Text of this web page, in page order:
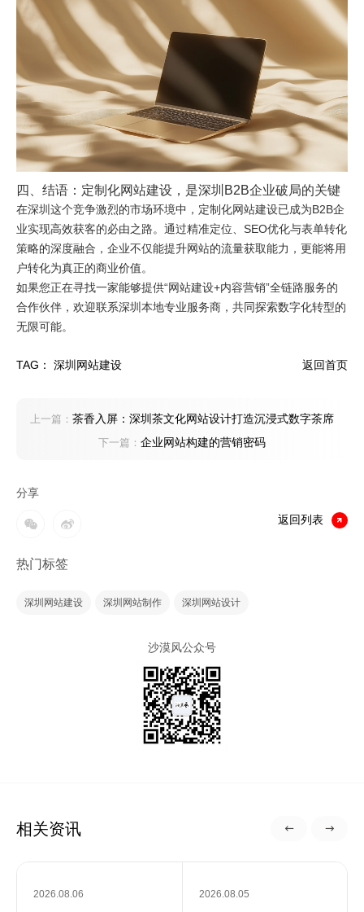
分享
返回列表
热门标签
深圳网站建设 深圳网站制作 深圳网站设计
沙漠风公众号
四、结语：定制化网站建设，是深圳B2B企业破局的关键
在深圳这个竞争激烈的市场环境中，定制化网站建设已成为B2B企
业实现高效获客的必由之路。通过精准定位、SEO优化与表单转化
策略的深度融合，企业不仅能提升网站的流量获取能力，更能将用
户转化为真正的商业价值。
如果您正在寻找一家能够提供“网站建设+内容营销”全链路服务的
合作伙伴，欢迎联系深圳本地专业服务商，共同探索数字化转型的
无限可能。
TAG： 深圳网站建设 返回首页
上一篇： 茶香入屏：深圳茶文化网站设计打造沉浸式数字茶席
下一篇： 企业网站构建的营销密码
相关资讯
2026.08.06 2026.08.05